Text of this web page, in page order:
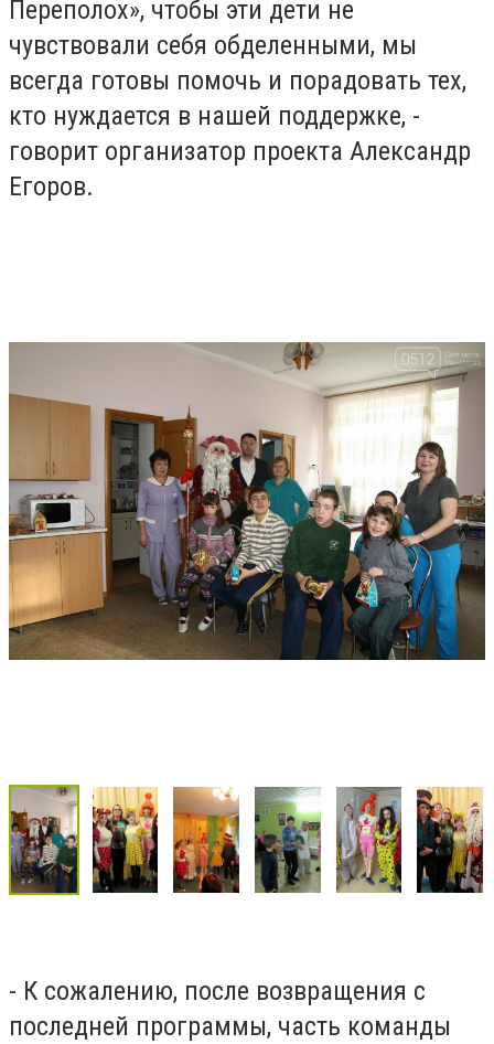
Переполох», чтобы эти дети не
чувствовали себя обделенными, мы
всегда готовы помочь и порадовать тех,
кто нуждается в нашей поддержке, -
говорит организатор проекта Александр
Егоров.
- К сожалению, после возвращения с
последней программы, часть команды